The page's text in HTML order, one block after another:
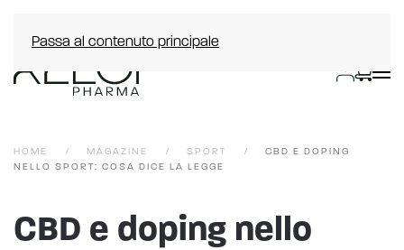
Passa al contenuto principale
HOME MAGAZINE SPORT
CBD E DOPING
NELLO SPORT: COSA DICE LA LEGGE
CBD e doping nello